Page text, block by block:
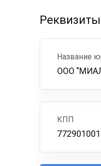
Реквизиты
Название
ООО
КПП
772901001